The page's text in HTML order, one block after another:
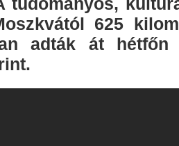
625
adták át